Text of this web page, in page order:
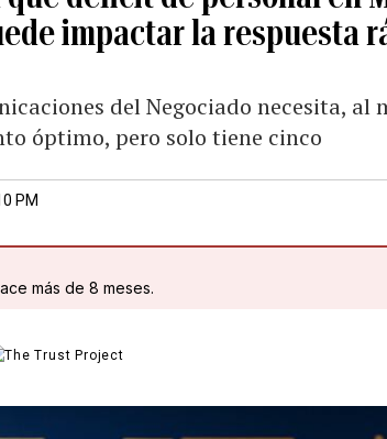
impactar la respuesta
del Negociado necesita, al
óptimo, pero solo tiene cinco
PM
más de 8 meses.